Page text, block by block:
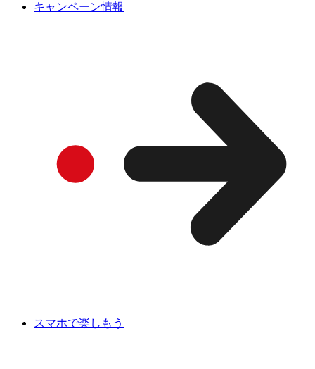
キャンペーン情報
スマホで楽しもう